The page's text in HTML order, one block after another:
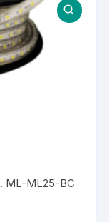
ML-ML25-BC